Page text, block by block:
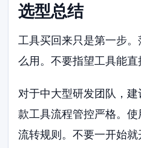
选型总结
工具买回来只是第一步
么用。不要指望工具能直
对于中大型研发团队，
款工具流程管控严格。
流转规则。不要一开始